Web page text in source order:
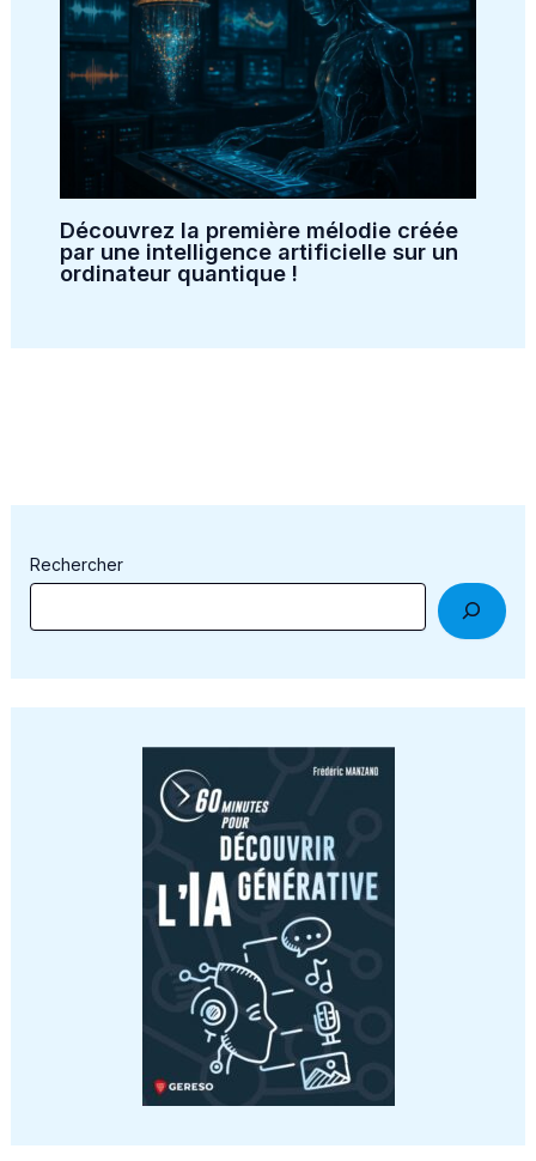
Découvrez la première mélodie créée
par une intelligence artificielle sur un
ordinateur quantique !
Rechercher